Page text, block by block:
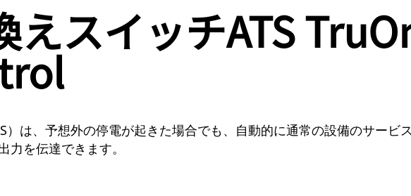
えスイッチATS
）は、予想外の停電が起きた場合でも、自動的に通常の設備のサービ
力を伝達できます。